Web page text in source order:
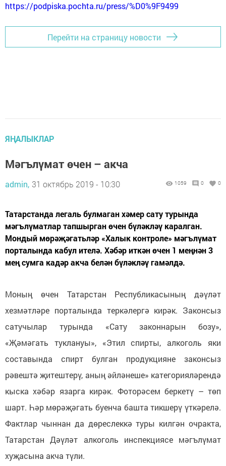
https://podpiska.pochta.ru/press/%D0%9F9499
Перейти на страницу новости
ЯҢАЛЫКЛАР
Мәгълүмат өчен – акча
admin, 31 октябрь 2019 - 10:30 1059 0 0
Татарстанда легаль булмаган хәмер сату турында
мәгълүматлар тапшырган өчен бүләкләү каралган.
Мондый мөрәҗәгатьләр «Халык контроле» мәгълүмат
порталында кабул ителә. Хәбәр иткән өчен 1 меңнән 3
мең сумга кадәр акча белән бүләкләү гамәлдә.
Моның өчен Татарстан Республикасының дәүләт
хезмәтләре порталында теркәлергә кирәк. Законсыз
сатучылар турында «Сату законнарын бозу»,
«Җәмәгать туклануы», «Этил спирты, алкоголь яки
составында спирт булган продукцияне законсыз
рәвештә җитештерү, аның әйләнеше» категорияләрендә
кыска хәбәр язарга кирәк. Фоторәсем беркетү – төп
шарт. Һәр мөрәҗәгать буенча башта тикшерү үткәрелә.
Фактлар чыннан да дөреслеккә туры килгән очракта,
Татарстан Дәүләт алкоголь инспекциясе мәгълүмат
хуҗасына акча түли.